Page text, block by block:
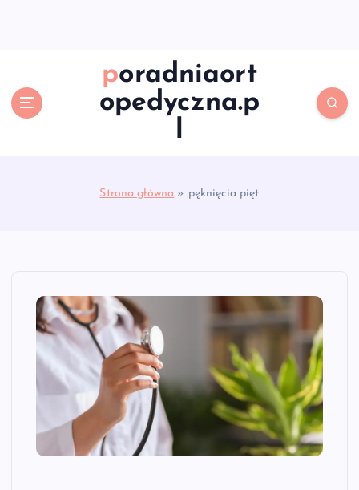
poradniaort
opedyczna.p
l
Strona główna » pęknięcia pięt